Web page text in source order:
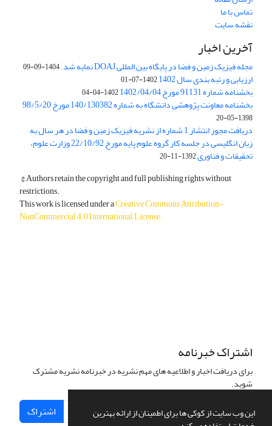
این وب سایت از کوکی ها برای اطمینان از ارائه بهترین
تماس با ما
نقشه سایت
آخرین اخبار
مجله فیزیک زمین و فضا در پایگاه بین المللی DOAJ نمایه شد. 1404-09-09
ارزیابی و رتبه بندی سال 1402 1402-07-01
بخشنامه شماره 91131 مورخ 1402/04/04 1402-04-04
بخشنامه معاونت پژوهشی دانشگاه به شماره 140/130382 مورخ 98/5/20
1398-05-20
دریافت مجوز انتشار 1 شماره از نشریه فیزیک زمین و فضا در هر سال به
زبان انگلیسی در جلسه کار گروه علوم پایه مورخ 22/10/92 وزارت علوم،
تحقیقات و فناوری1392-11-20
© Authors retain the copyright and full publishing rights without
restrictions.
This work is licensed under aCreative Commons Attribution-
NonCommercial 4.0 International License.
اشتراک خبرنامه
برای دریافت اخبار و اطلاعیه های مهم نشریه در خبرنامه نشریه مشترک
شوید.
اشتراک